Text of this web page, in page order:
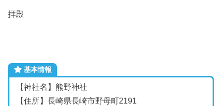
拝殿
基本情報
【神社名】熊野神社
【住所】長崎県長崎市野母町2191